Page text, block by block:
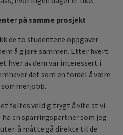
på samme prosjekt
de to studentene oppgaver
å gjøre sammen. Etter hvert
hver av dem var interessert i.
det som en fordel å være
føltes veldig trygt å vite at vi
en sparringspartner som jeg
å måtte gå direkte til de